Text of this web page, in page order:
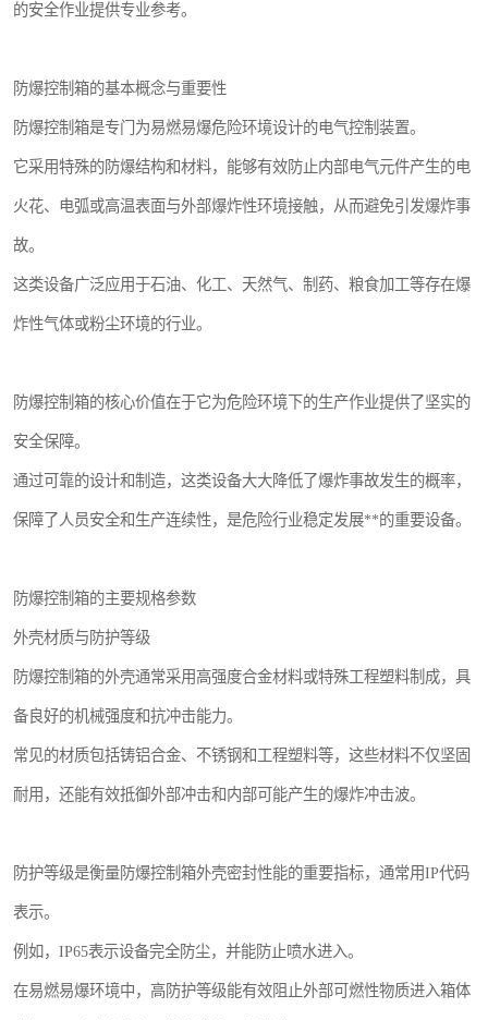
的安全作业提供专业参考。
防爆控制箱的基本概念与重要性
防爆控制箱是专门为易燃易爆危险环境设计的电气控制装置。
它采用特殊的防爆结构和材料，能够有效防止内部电气元件产生的电
火花、电弧或高温表面与外部爆炸性环境接触，从而避免引发爆炸事
故。
这类设备广泛应用于石油、化工、天然气、制药、粮食加工等存在爆
炸性气体或粉尘环境的行业。
防爆控制箱的核心价值在于它为危险环境下的生产作业提供了坚实的
安全保障。
通过可靠的设计和制造，这类设备大大降低了爆炸事故发生的概率，
保障了人员安全和生产连续性，是危险行业稳定发展**的重要设备。
防爆控制箱的主要规格参数
外壳材质与防护等级
防爆控制箱的外壳通常采用高强度合金材料或特殊工程塑料制成，具
备良好的机械强度和抗冲击能力。
常见的材质包括铸铝合金、不锈钢和工程塑料等，这些材料不仅坚固
耐用，还能有效抵御外部冲击和内部可能产生的爆炸冲击波。
防护等级是衡量防爆控制箱外壳密封性能的重要指标，通常用IP代码
表示。
例如，IP65表示设备完全防尘，并能防止喷水进入。
在易燃易爆环境中，高防护等级能有效阻止外部可燃性物质进入箱体